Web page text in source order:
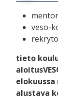
veso-
tieto
alustava